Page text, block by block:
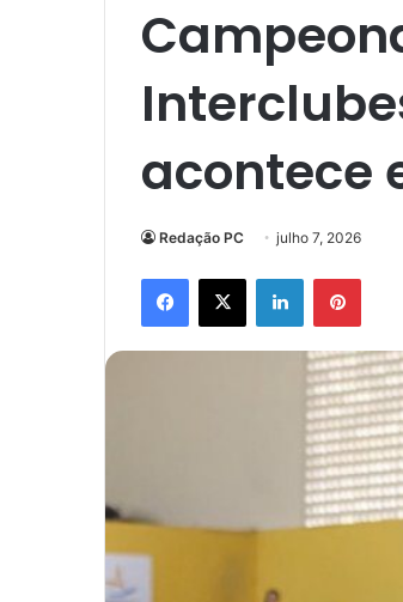
acontece
Redação PC julho 7, 2026
Facebook
X Linkedin